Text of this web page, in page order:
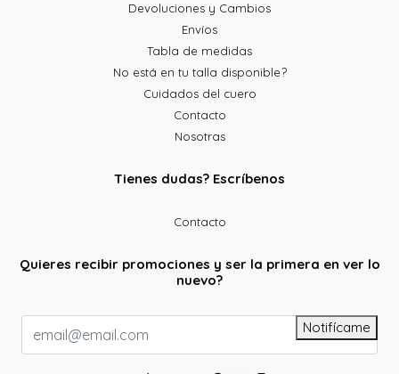
Devoluciones y Cambios
Envíos
Tabla de medidas
No está en tu talla disponible?
Cuidados del cuero
Contacto
Nosotras
Tienes dudas? Escríbenos
Contacto
Quieres recibir promociones y ser la primera en ver lo
nuevo?
Notifícame